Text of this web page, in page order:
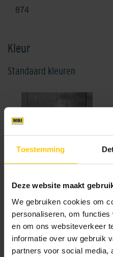
Toestemming
Deze website maakt
We gebruiken cookies om
personaliseren, om
en om ons websiteverkeer
informatie over uw gebruik
partners voor social media,
874
Kleur
Standaard kleuren